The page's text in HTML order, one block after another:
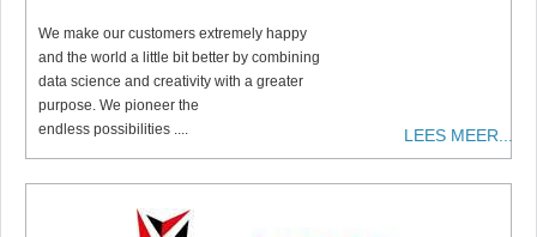
We make our customers extremely happy
and the world a little bit better by combining
data science and creativity with a greater
purpose. We pioneer the
endless possibilities ....
LEES MEER...